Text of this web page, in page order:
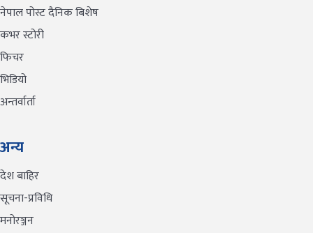
नेपाल पोस्ट दैनिक बिशेष
कभर स्टोरी
फिचर
भिडियो
अन्तर्वार्ता
अन्य
देश बाहिर
सूचना-प्रविधि
मनोरञ्जन